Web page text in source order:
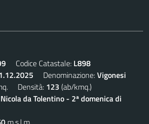
Codice Catastale: L898
Denominazione:Vigonesi
Densità: 123 (ab/kmq.)
da Tolentino - 2ª domenica di